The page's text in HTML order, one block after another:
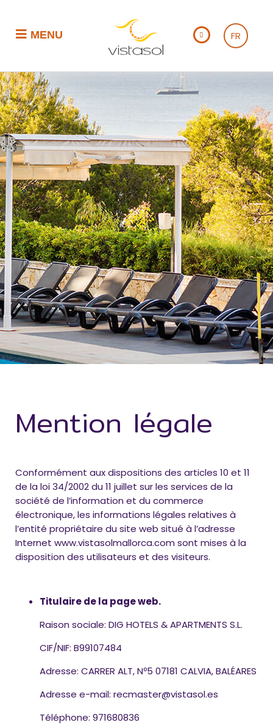
MENU FR
Mention légale
Conformément aux dispositions des articles 10 et 11
de la loi 34/2002 du 11 juillet sur les services de la
société de l’information et du commerce
électronique, les informations légales relatives à
l’entité propriétaire du site web situé à l’adresse
Internet www.vistasolmallorca.com sont mises à la
disposition des utilisateurs et des visiteurs.
Titulaire de la page web.
Raison sociale: DIG HOTELS & APARTMENTS S.L.
CIF/NIF: B99107484
Adresse: CARRER ALT, Nº5 07181 CALVIA, BALÉARES
Adresse e-mail: recmaster@vistasol.es
Téléphone: 971680836